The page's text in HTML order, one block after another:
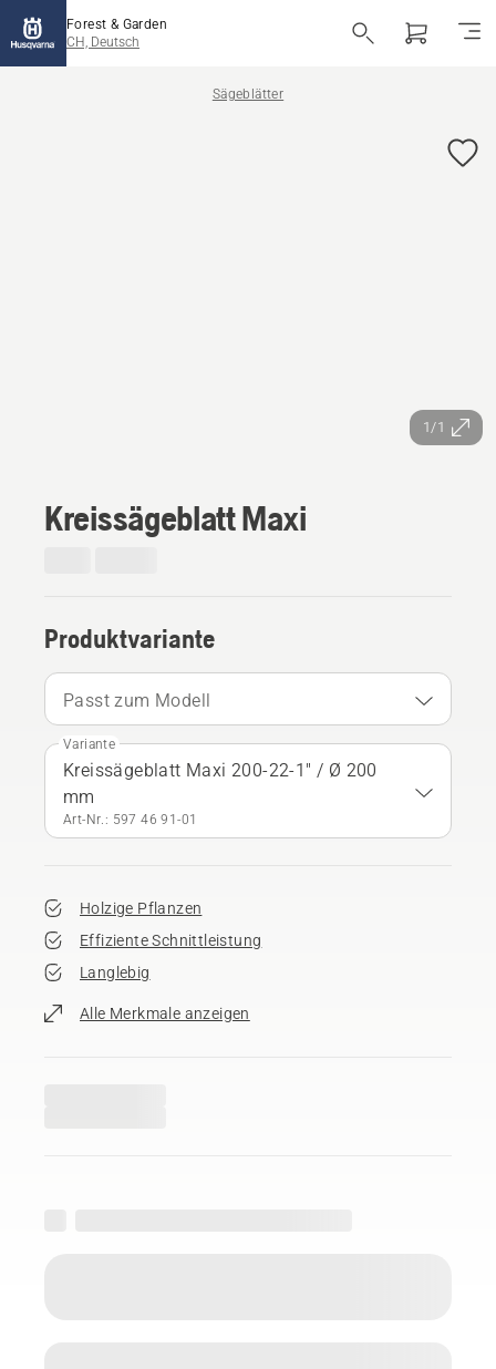
Forest & Garden
CH, Deutsch
Sägeblätter
1/1
Kreissägeblatt Maxi
Produktvariante
Passt zum Modell
Variante
Kreissägeblatt Maxi 200-22-1" / Ø 200
mm
Art-Nr.: 597 46 91‑01
Holzige Pflanzen
Effiziente Schnittleistung
Langlebig
Alle Merkmale anzeigen